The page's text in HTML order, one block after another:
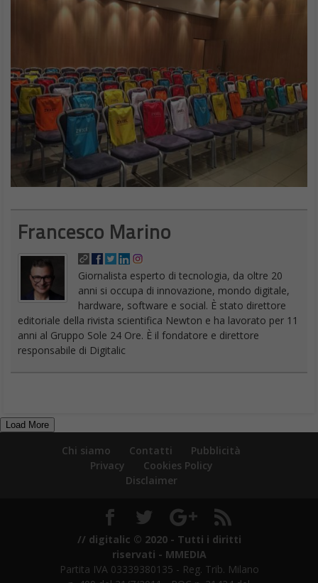
Francesco Marino
Giornalista esperto di tecnologia, da oltre 20
anni si occupa di innovazione, mondo digitale,
hardware, software e social. È stato direttore
editoriale della rivista scientifica Newton e ha lavorato per 11
anni al Gruppo Sole 24 Ore. È il fondatore e direttore
responsabile di Digitalic
Load More
Chi siamo Contatti
Pubblicità
Privacy
Cookies Policy
Disclaimer
// digitalic © 2020 - Tutti i diritti
riservati - MMEDIA
Partita IVA 03339380135 - Reg. Trib. Milano